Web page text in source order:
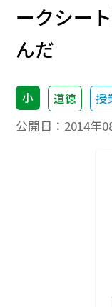
ークシー
んだ
小 道徳 授
公開日： 2014年